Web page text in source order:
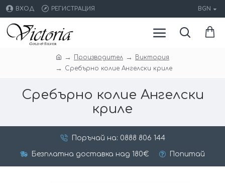
ВХОД РЕГИСТРАЦИЯ BGN
Производител
Виктория
Сребърно колие Aнгелски криле
Сребърно колие Aнгелски
криле
Поръчай на: 0888 806 144
Безплатна доставка над 180€ Попитай